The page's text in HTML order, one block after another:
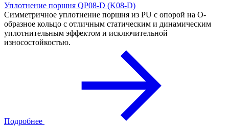
Уплотнение поршня QP08-D (K08-D)
Симметричное уплотнение поршня из PU с опорой на О-
образное кольцо с отличным статическим и динамическим
уплотнительным эффектом и исключительной
износостойкостью.
Подробнее